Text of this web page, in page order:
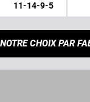
11-14-9-5
NOTRE CHOIX PAR